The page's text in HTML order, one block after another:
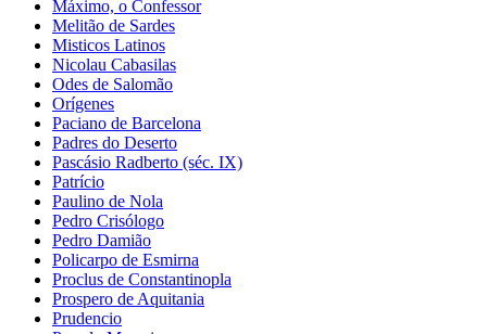
Máximo, o Confessor
Melitão de Sardes
Misticos Latinos
Nicolau Cabasilas
Odes de Salomão
Orígenes
Paciano de Barcelona
Padres do Deserto
Pascásio Radberto (séc. IX)
Patrício
Paulino de Nola
Pedro Crisólogo
Pedro Damião
Policarpo de Esmirna
Proclus de Constantinopla
Prospero de Aquitania
Prudencio